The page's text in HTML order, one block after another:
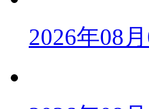
2026年08